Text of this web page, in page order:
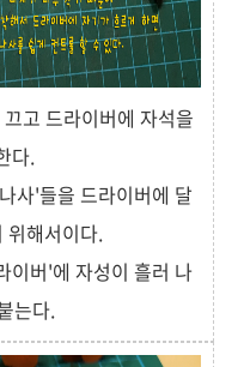
고 드라이버에 자석을
다.
사'들을 드라이버에 달
위해서이다.
이버'에 자성이 흘러 나
는다.